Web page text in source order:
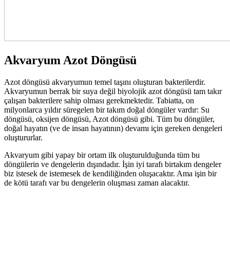
Akvaryum Azot Döngüsü
Azot döngüsü akvaryumun temel taşını oluşturan bakterilerdir.
Akvaryumun berrak bir suya değil biyolojik azot döngüsü tam takır
çalışan bakterilere sahip olması gerekmektedir. Tabiatta, on
milyonlarca yıldır süregelen bir takım doğal döngüler vardır: Su
döngüsü, oksijen döngüsü, Azot döngüsü gibi. Tüm bu döngüler,
doğal hayatın (ve de insan hayatının) devamı için gereken dengeleri
oluştururlar.
Akvaryum gibi yapay bir ortam ilk oluşturulduğunda tüm bu
döngülerin ve dengelerin dışındadır. İşin iyi tarafı birtakım dengeler
biz istesek de istemesek de kendiliğinden oluşacaktır. Ama işin bir
de kötü tarafı var bu dengelerin oluşması zaman alacaktır.